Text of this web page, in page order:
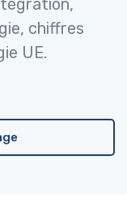
chiffres
UE.